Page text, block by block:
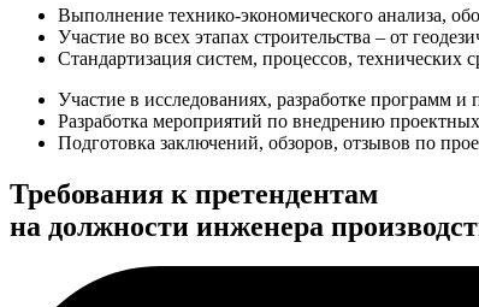
Выполнение технико-экономического анализа,
Участие во всех этапах строительства – от
Стандартизация систем, процессов, технических
Участие в исследованиях, разработке программ
Разработка мероприятий по внедрению
Подготовка заключений, обзоров, отзывов по
Требования к претендентам
на должности инженера